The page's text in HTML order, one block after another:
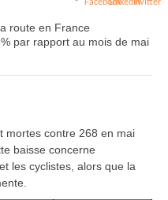
route en France
par rapport au mois de mai
mortes contre 268 en mai
baisse concerne
les cyclistes, alors que la